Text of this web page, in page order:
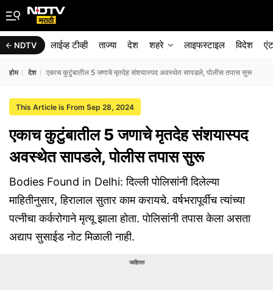
NDTV लाईव्ह टीव्ही ताज्या देश शहरे लाइफस्टाइल विदेश
होम देश एकाच कुटुंबातील 5 जणाचे मृतदेह संशयास्पद अवस्थेत सापडले, पोलीस तपास सुरू
This Article is From Sep 28, 2024
एकाच कुटुंबातील 5 जणाचे मृतदेह संशयास्पद
अवस्थेत सापडले, पोलीस तपास सुरू
Bodies Found in Delhi: दिल्ली पोलिसांनी दिलेल्या
माहितीनुसार, हिरालाल सुतार काम करायचे. वर्षभरापूर्वीच त्यांच्या
पत्नीचा कर्करोगाने मृत्यू झाला होता. पोलिसांनी तपास केला असता
अद्याप सुसाईड नोट मिळाली नाही.
जाहिरात